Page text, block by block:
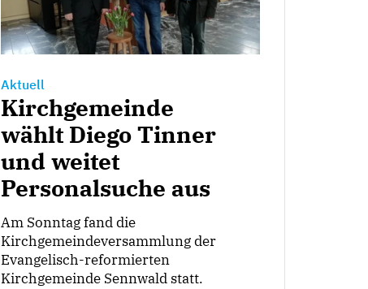
Aktuell
Kirchgemeinde
wählt Diego Tinner
und weitet
Personalsuche aus
Am Sonntag fand die
Kirchgemeindeversammlung der
Evangelisch-reformierten
Kirchgemeinde Sennwald statt.